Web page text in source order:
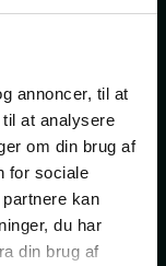
annoncer, til at
at analysere
om din brug af
for sociale
kan
du har
din brug af
TIL
rejsemål,
og